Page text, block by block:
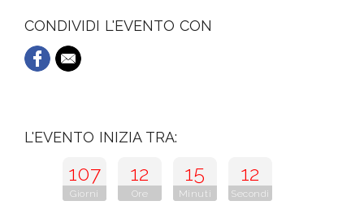
CONDIVIDI L'EVENTO CON
L'EVENTO INIZIA TRA:
107
Giorni
12
Ore
15
Minuti
11
Secondi